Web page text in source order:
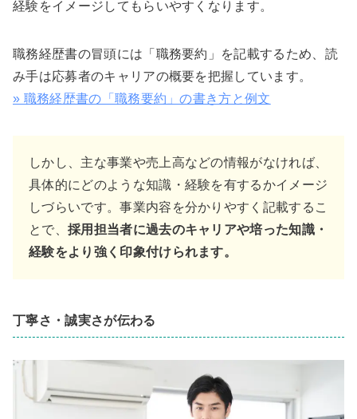
経験をイメージしてもらいやすくなります。
職務経歴書の冒頭には「職務要約」を記載するため、読
み手は応募者のキャリアの概要を把握しています。
» 職務経歴書の「職務要約」の書き方と例文
しかし、主な事業や売上高などの情報がなければ、
具体的にどのような知識・経験を有するかイメージ
しづらいです。事業内容を分かりやすく記載するこ
とで、 採用担当者に過去のキャリアや培った知識・
経験をより強く印象付けられます。
丁寧さ・誠実さが伝わる